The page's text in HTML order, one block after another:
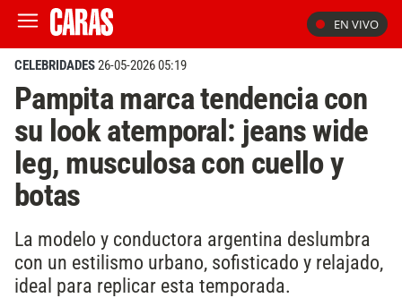
EN VIVO
CELEBRIDADES26-05-2026 05:19
Pampita marca tendencia con
su look atemporal: jeans wide
leg, musculosa con cuello y
botas
La modelo y conductora argentina deslumbra
con un estilismo urbano, sofisticado y relajado,
ideal para replicar esta temporada.